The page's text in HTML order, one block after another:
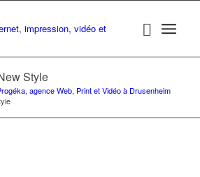
Style
agence Web, Print et Vidéo à Drusenheim